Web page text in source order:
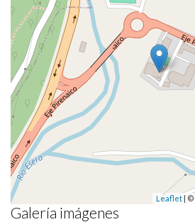
Leaflet| ©
Galería imágenes